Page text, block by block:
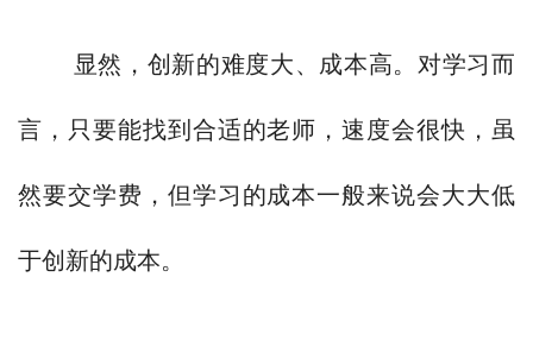
显然，创新的难度大、成本高。对学习而
言，只要能找到合适的老师，速度会很快，虽
然要交学费，但学习的成本一般来说会大大低
于创新的成本。